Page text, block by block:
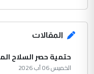
المقالات
حتمية حصر السلاح
الخميس 06 آب 2026